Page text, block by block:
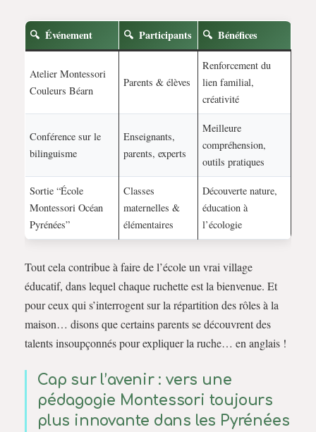
Événement Participants Bénéfices
Atelier Montessori
Couleurs Béarn
Parents & élèves
Renforcement du
lien familial,
créativité
Conférence sur le
bilinguisme
Enseignants,
parents, experts
Meilleure
compréhension,
outils pratiques
Sortie “École
Montessori Océan
Pyrénées”
Classes
maternelles &
élémentaires
Découverte nature,
éducation à
l’écologie
Tout cela contribue à faire de l’école un vrai village
éducatif, dans lequel chaque ruchette est la bienvenue. Et
pour ceux qui s’interrogent sur la répartition des rôles à la
maison… disons que certains parents se découvrent des
talents insoupçonnés pour expliquer la ruche… en anglais !
Cap sur l’avenir : vers une
pédagogie Montessori toujours
plus innovante dans les Pyrénées